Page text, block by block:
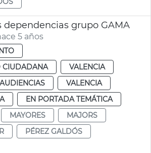
dependencias grupo GAMA
5 años
CIUDADANA
VALENCIA
VALENCIA
EN PORTADA TEMÁTICA
MAYORES
MAJORS
PÉREZ GALDÓS